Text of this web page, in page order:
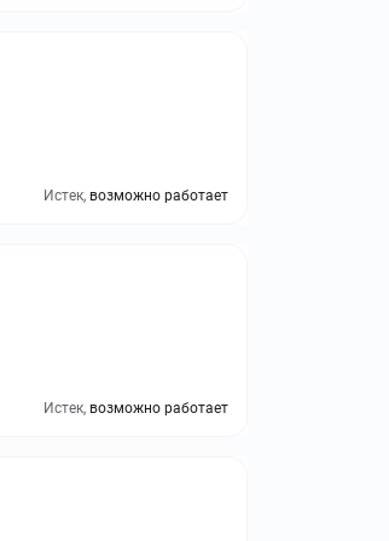
Истек, возможно работает
Истек, возможно работает